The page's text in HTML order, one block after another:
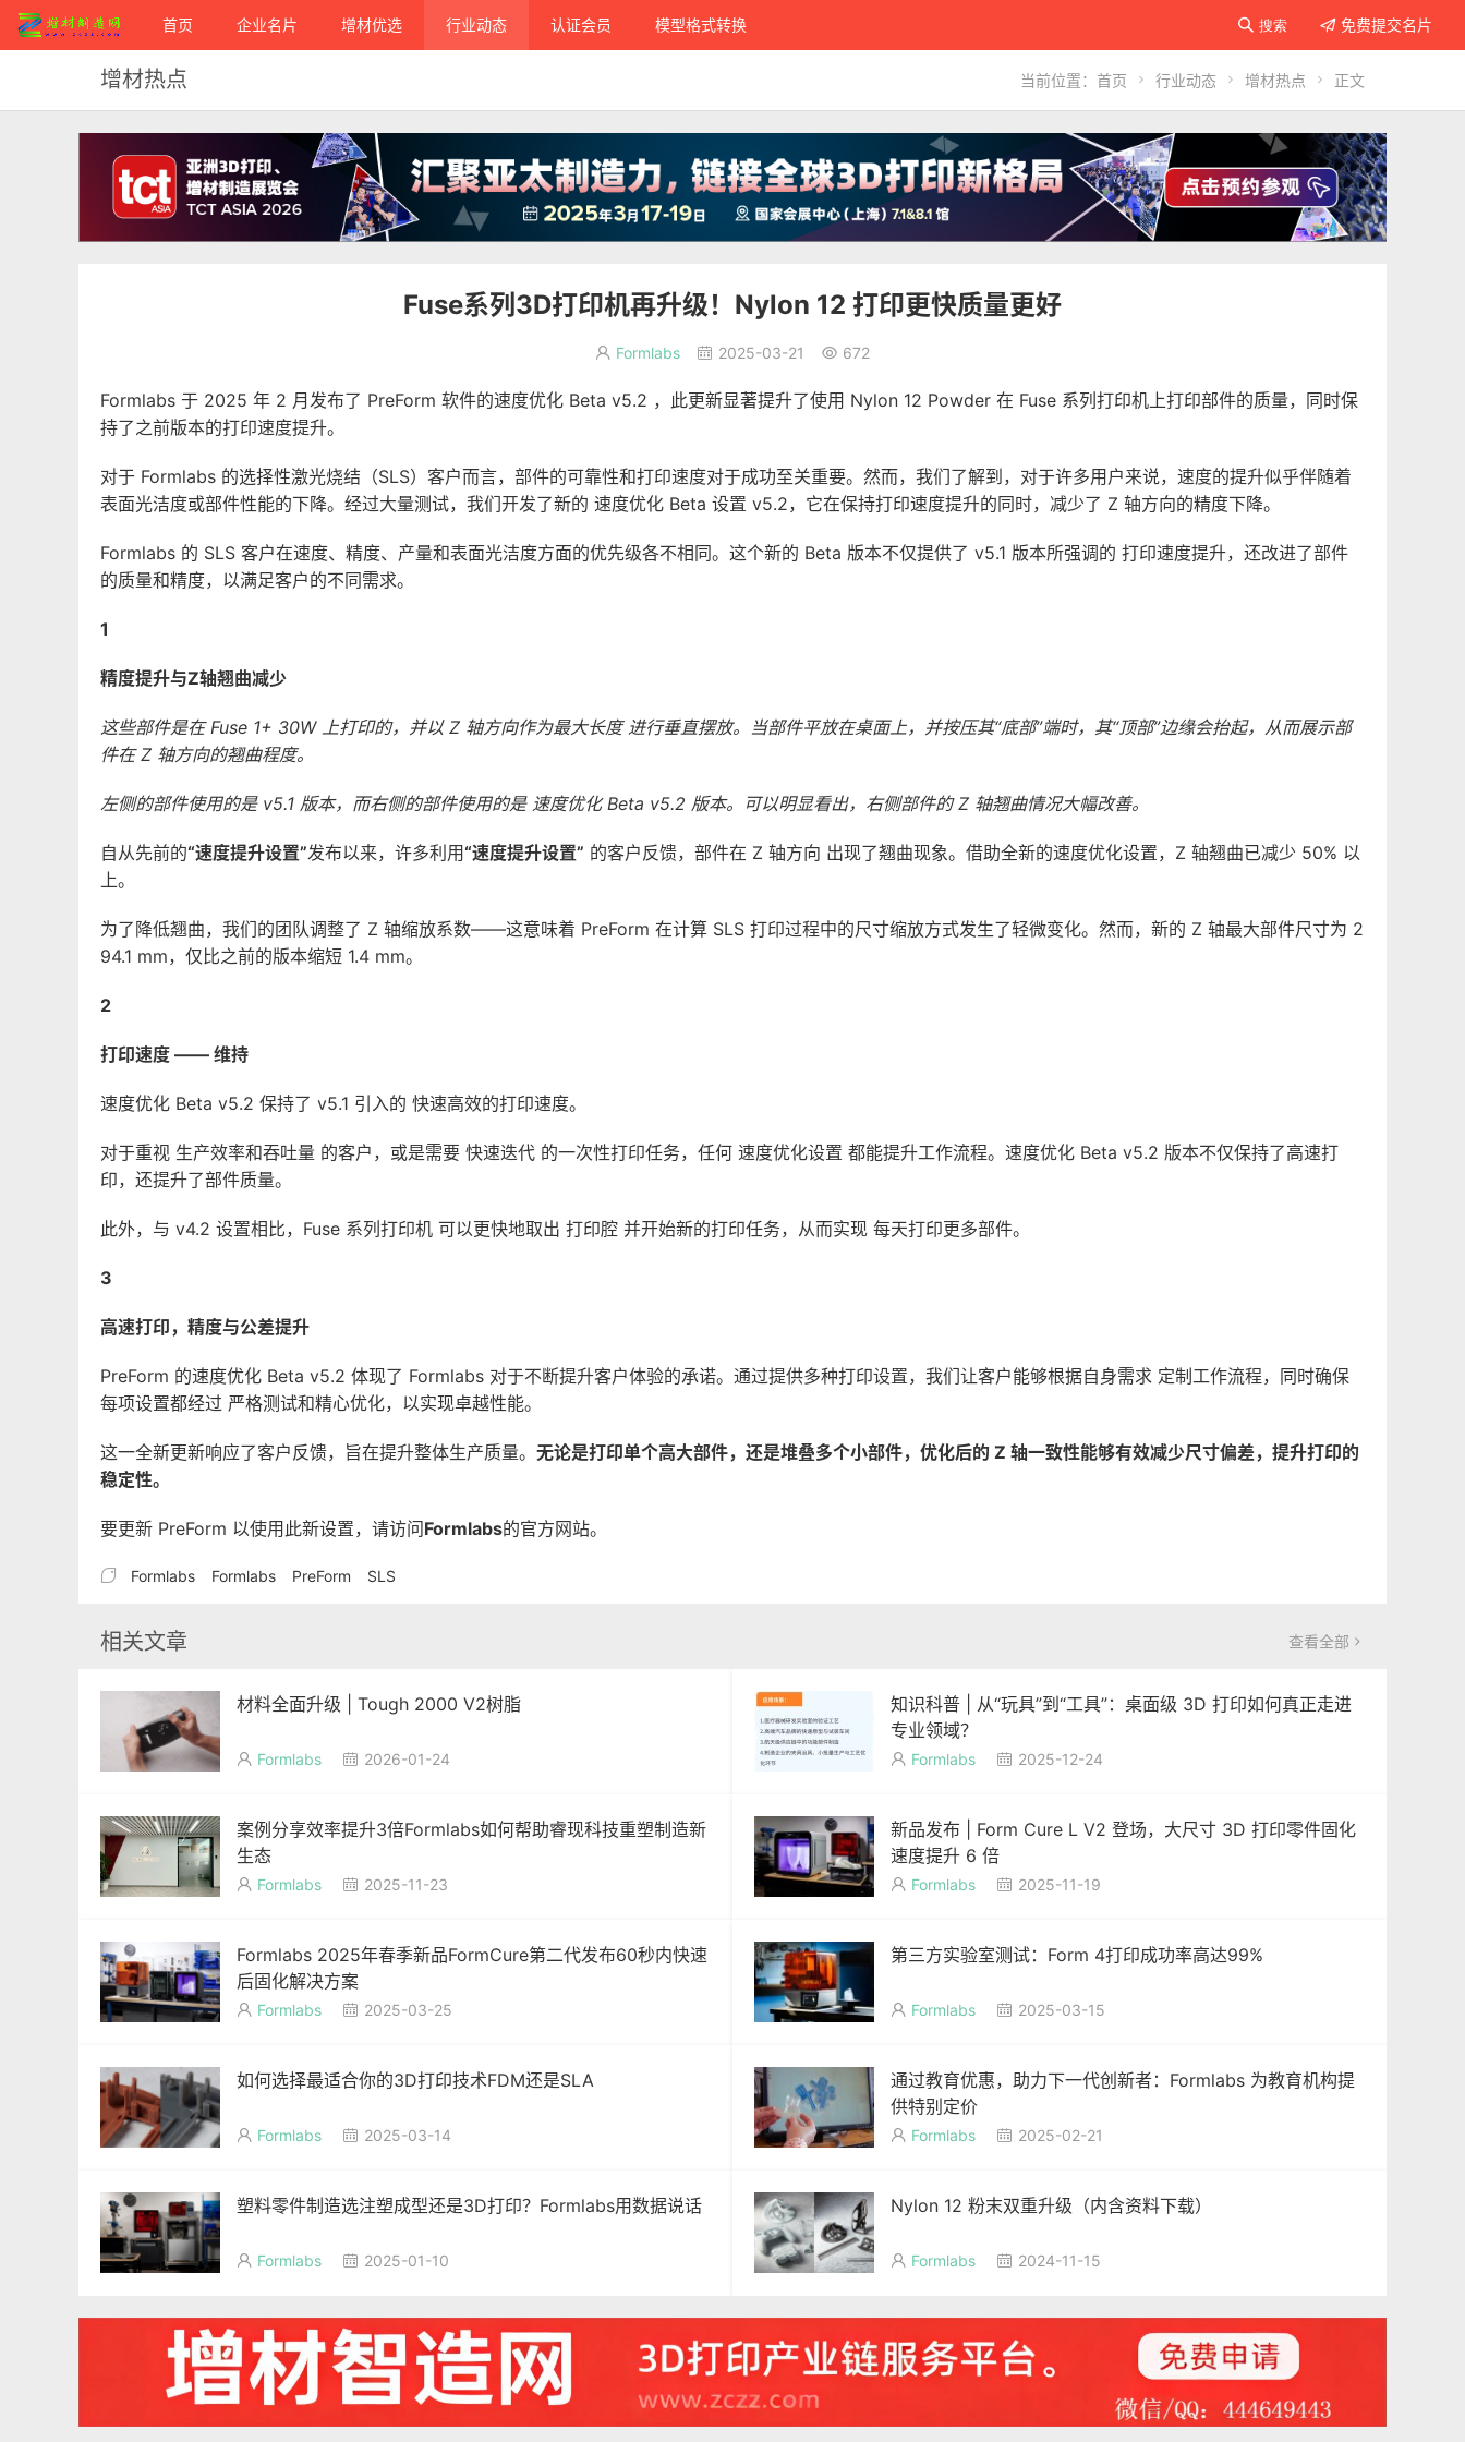
 免费提交名片
 搜索
首页 企业名片 增材优选 行业动态 认证会员 模型格式转换
增材热点 当前位置： 首页  行业动态  增材热点  正文
Fuse系列3D打印机再升级！Nylon 12 打印更快质量更好
 Formlabs  2025-03-21  672
Formlabs 于 2025 年 2 月发布了 PreForm 软件的速度优化 Beta v5.2 ，此更新显著提升了使用 Nylon 12 Powder 在 Fuse 系列打印机上打印部件的质量，同时保
持了之前版本的打印速度提升。
对于 Formlabs 的选择性激光烧结（SLS）客户而言，部件的可靠性和打印速度对于成功至关重要。然而，我们了解到，对于许多用户来说，速度的提升似乎伴随着
表面光洁度或部件性能的下降。经过大量测试，我们开发了新的 速度优化 Beta 设置 v5.2，它在保持打印速度提升的同时，减少了 Z 轴方向的精度下降。
Formlabs 的 SLS 客户在速度、精度、产量和表面光洁度方面的优先级各不相同。这个新的 Beta 版本不仅提供了 v5.1 版本所强调的 打印速度提升，还改进了部件
的质量和精度，以满足客户的不同需求。
1
精度提升与Z轴翘曲减少
这些部件是在 Fuse 1+ 30W 上打印的，并以 Z 轴方向作为最大长度 进行垂直摆放。当部件平放在桌面上，并按压其“底部”端时，其“顶部”边缘会抬起，从而展示部
件在 Z 轴方向的翘曲程度。
左侧的部件使用的是 v5.1 版本，而右侧的部件使用的是 速度优化 Beta v5.2 版本。可以明显看出，右侧部件的 Z 轴翘曲情况大幅改善。
自从先前的“速度提升设置”发布以来，许多利用“速度提升设置” 的客户反馈，部件在 Z 轴方向 出现了翘曲现象。借助全新的速度优化设置，Z 轴翘曲已减少 50% 以
上。
为了降低翘曲，我们的团队调整了 Z 轴缩放系数——这意味着 PreForm 在计算 SLS 打印过程中的尺寸缩放方式发生了轻微变化。然而，新的 Z 轴最大部件尺寸为 2
94.1 mm，仅比之前的版本缩短 1.4 mm。
2
打印速度 —— 维持
速度优化 Beta v5.2 保持了 v5.1 引入的 快速高效的打印速度。
对于重视 生产效率和吞吐量 的客户，或是需要 快速迭代 的一次性打印任务，任何 速度优化设置 都能提升工作流程。速度优化 Beta v5.2 版本不仅保持了高速打
印，还提升了部件质量。
此外，与 v4.2 设置相比，Fuse 系列打印机 可以更快地取出 打印腔 并开始新的打印任务，从而实现 每天打印更多部件。
3
高速打印，精度与公差提升
PreForm 的速度优化 Beta v5.2 体现了 Formlabs 对于不断提升客户体验的承诺。通过提供多种打印设置，我们让客户能够根据自身需求 定制工作流程，同时确保
每项设置都经过 严格测试和精心优化，以实现卓越性能。
这一全新更新响应了客户反馈，旨在提升整体生产质量。 无论是打印单个高大部件，还是堆叠多个小部件，优化后的 Z 轴一致性能够有效减少尺寸偏差，提升打印的
稳定性。
要更新 PreForm 以使用此新设置，请访问Formlabs的官方网站。
 Formlabs Formlabs PreForm SLS
相关文章 查看全部 
材料全面升级 | Tough 2000 V2树脂
 Formlabs  2026-01-24
知识科普 | 从“玩具”到“工具”：桌面级 3D 打印如何真正走进
专业领域？
 Formlabs  2025-12-24
案例分享效率提升3倍Formlabs如何帮助睿现科技重塑制造新
生态
 Formlabs  2025-11-23
新品发布 | Form Cure L V2 登场，大尺寸 3D 打印零件固化
速度提升 6 倍
 Formlabs  2025-11-19
Formlabs 2025年春季新品FormCure第二代发布60秒内快速
后固化解决方案
 Formlabs  2025-03-25
第三方实验室测试：Form 4打印成功率高达99%
 Formlabs  2025-03-15
如何选择最适合你的3D打印技术FDM还是SLA
 Formlabs  2025-03-14
通过教育优惠，助力下一代创新者：Formlabs 为教育机构提
供特别定价
 Formlabs  2025-02-21
塑料零件制造选注塑成型还是3D打印？Formlabs用数据说话
 Formlabs  2025-01-10
Nylon 12 粉末双重升级（内含资料下载）
 Formlabs  2024-11-15